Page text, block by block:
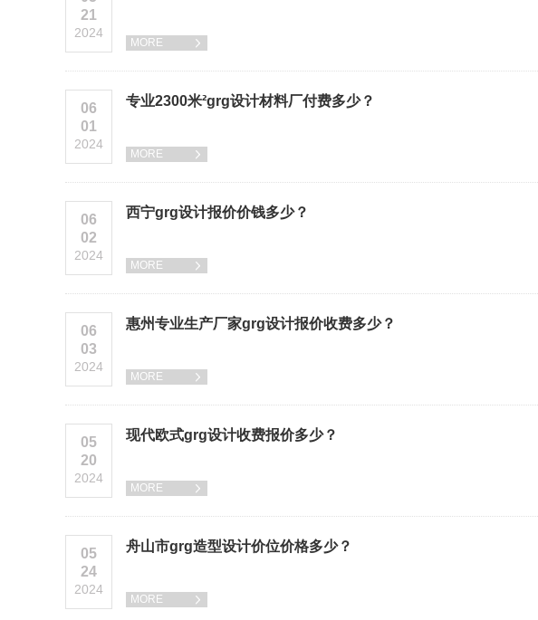
21
2024
MORE 
06
01
2024
专业2300米²grg设计材料厂付费多少？
MORE 
06
02
2024
西宁grg设计报价价钱多少？
MORE 
06
03
2024
惠州专业生产厂家grg设计报价收费多少？
MORE 
05
20
2024
现代欧式grg设计收费报价多少？
MORE 
05
24
2024
舟山市grg造型设计价位价格多少？
MORE 